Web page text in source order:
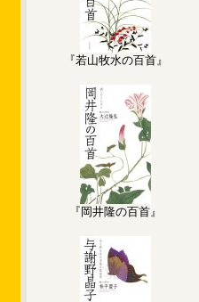
『若山牧水の百首』
『岡井隆の百首』